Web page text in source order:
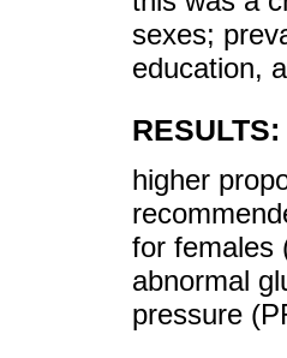
sexes;
education,
RESULTS:
higher
for females
abnormal
pressure